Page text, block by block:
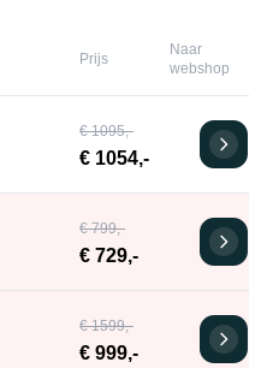
Prijs
Naar
webshop
€ 1095,-
€ 1054,-
€ 799,-
€ 729,-
€ 1599,-
€ 999,-